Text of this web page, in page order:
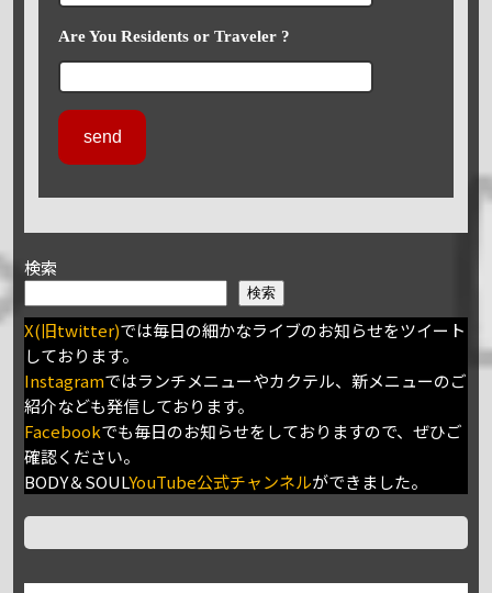
Are You Residents or Traveler ?
検索
検索
X(旧twitter)では毎日の細かなライブのお知らせをツイート
しております。
Instagramではランチメニューやカクテル、新メニューのご
紹介なども発信しております。
Facebookでも毎日のお知らせをしておりますので、ぜひご
確認ください。
BODY＆SOULYouTube公式チャンネルができました。